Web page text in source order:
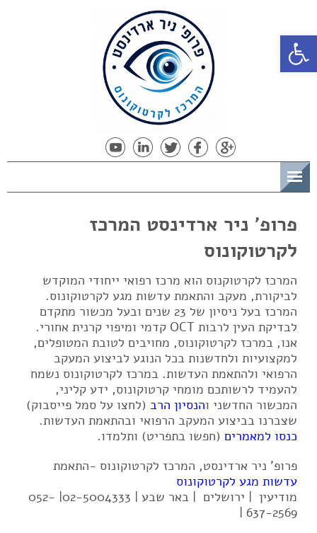
פתח סרגל נגישות
פרופ' ניר ארדינסט המרכז
לקרטוקונוס
המרכז לקרטוקנוס הוא מרכז רפואי ייחודי המוקדש
לביקורת, מעקב והתאמת עדשות מגע לקרטוקונוס.
המרכז בעל ניסיון של 23 שנים ובעל מכשור מתקדם
לבדיקת העין לרבות OCT קדמי ומיפוי קרנית אחורי.
אנו, במרכז לקרטוקונוס, מחויבים לטובת המטופלים,
למקצועיות ולחדשנות בכל הנוגע לביצוע המעקב
הרפואי ולהתאמת העדשות. במרכז לקרטוקונוס נשמח
להעמיד לרשותכם מומחי קרטוקונוס, ידע קליני,
המכשור החדשני והנסיון הרב (לחצו על סמל פייסבוק)
שצברנו בביצוע המעקב הרפואי ובהתאמת העדשות.
כנסו למאמרים (חפשו בתפריט) ותלמדו.
פרופ' ניר ארדינסט, המרכז לקרטוקונוס -התאמת
עדשות מגע לקרטוקונוס
מודיעין | ירושלים | באר שבע | 02-5004333| 052-
637-2569 |